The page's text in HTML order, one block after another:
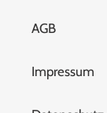
AGB
Impressum